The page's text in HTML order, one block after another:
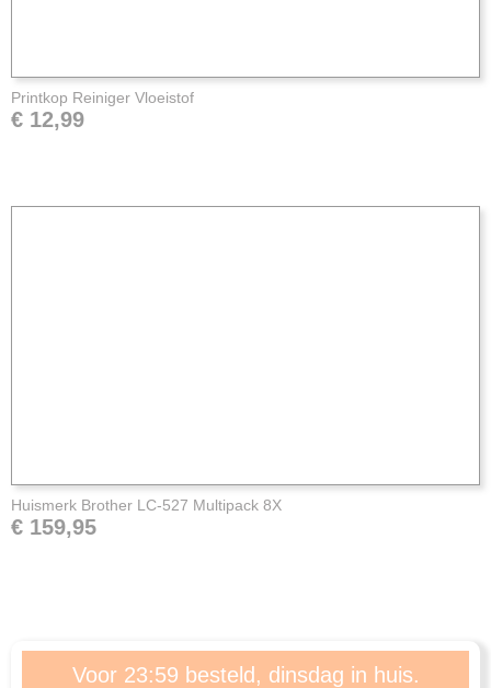
Printkop Reiniger Vloeistof
€ 12,99
Huismerk Brother LC-527 Multipack 8X
€ 159,95
Voor 23:59 besteld, dinsdag in huis.